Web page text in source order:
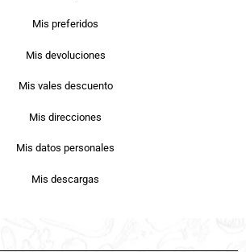
Mis preferidos
Mis devoluciones
Mis vales descuento
Mis direcciones
Mis datos personales
Mis descargas